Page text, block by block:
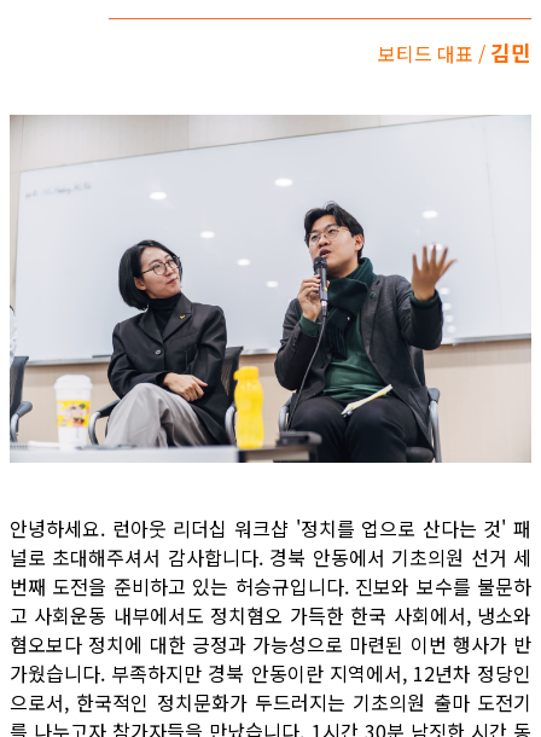
보티드 대표 / 김민
안녕하세요. 런아웃 리더십 워크샵 '정치를 업으로 산다는 것' 패
널로 초대해주셔서 감사합니다. 경북 안동에서 기초의원 선거 세
번째 도전을 준비하고 있는 허승규입니다. 진보와 보수를 불문하
고 사회운동 내부에서도 정치혐오 가득한 한국 사회에서, 냉소와
혐오보다 정치에 대한 긍정과 가능성으로 마련된 이번 행사가 반
가웠습니다. 부족하지만 경북 안동이란 지역에서, 12년차 정당인
으로서, 한국적인 정치문화가 두드러지는 기초의원 출마 도전기
를 나누고자 참가자들을 만났습니다. 1시간 30분 남짓한 시간 동